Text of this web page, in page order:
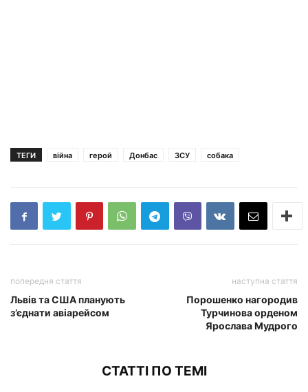
ТЕГИ війна герой Донбас ЗСУ собака
попередня стаття
Львів та США планують
з’єднати авіарейсом
наступна стаття
Порошенко нагородив
Турчинова орденом
Ярослава Мудрого
СТАТТІ ПО ТЕМІ